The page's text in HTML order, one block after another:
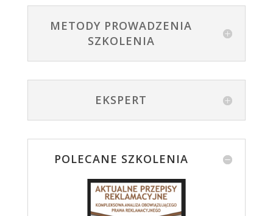
METODY PROWADZENIA
SZKOLENIA
EKSPERT
POLECANE SZKOLENIA